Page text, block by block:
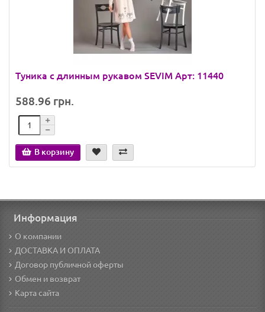
Туника с длинным рукавом SEVIM Арт: 11440
588.96 грн.
В корзину
Информация
О компании
ДОСТАВКА И ОПЛАТА
Договор публичной оферты
Обмен и возврат
Карта сайта